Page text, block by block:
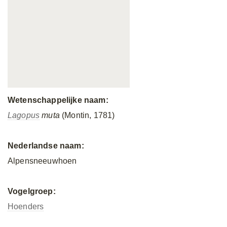
Wetenschappelijke naam:
Lagopus muta (Montin, 1781)
Nederlandse naam:
Alpensneeuwhoen
Vogelgroep:
Hoenders